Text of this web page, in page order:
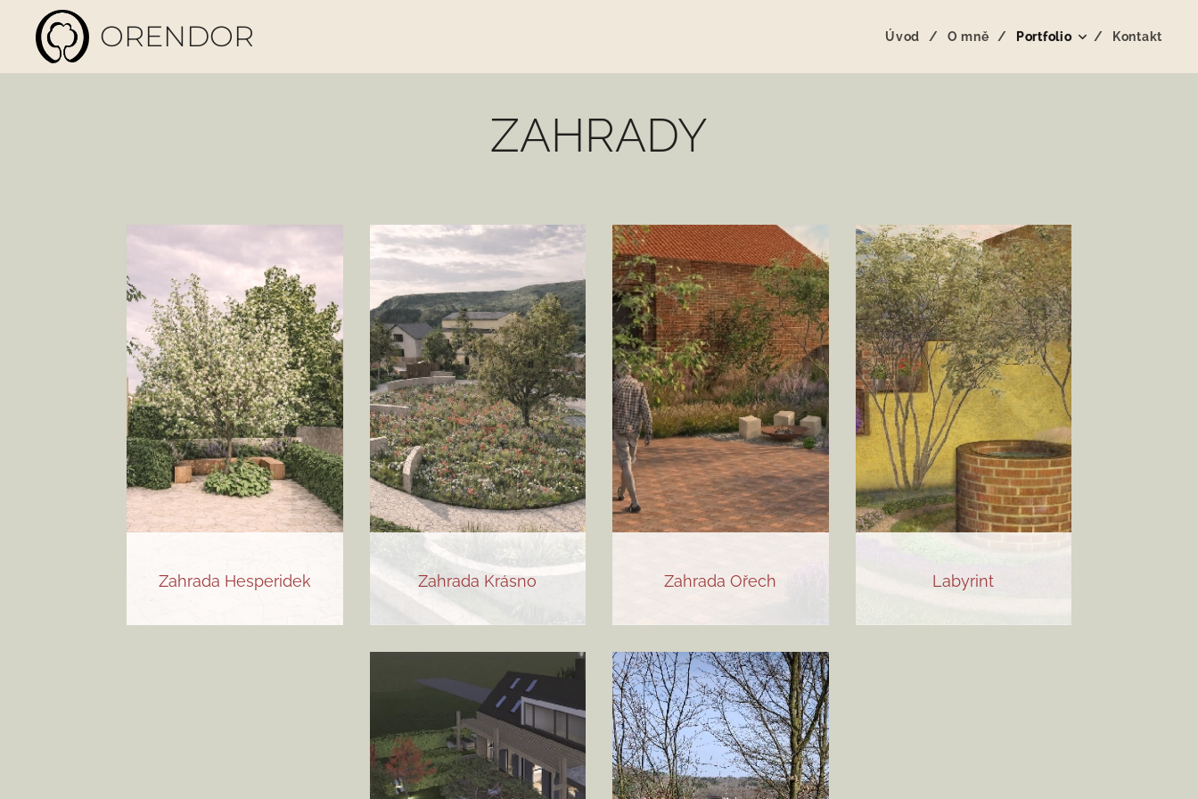
ORENDOR Úvod O mně Portfolio Kontakt
ZAHRADY
Zahrada Hesperidek Zahrada Krásno Zahrada Ořech Labyrint